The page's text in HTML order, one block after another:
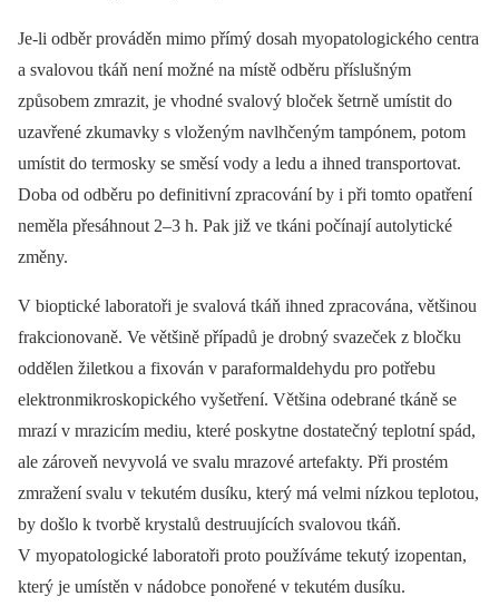
Je-li odběr prováděn mimo přímý dosah myopatologického centra
a svalovou tkáň není možné na místě odběru příslušným
způsobem zmrazit, je vhodné svalový bloček šetrně umístit do
uzavřené zkumavky s vloženým navlhčeným tampónem, potom
umístit do termosky se směsí vody a ledu a ihned transportovat.
Doba od odběru po definitivní zpracování by i při tomto opatření
neměla přesáhnout 2–3 h. Pak již ve tkáni počínají autolytické
změny.
V bioptické laboratoři je svalová tkáň ihned zpracována, většinou
frakcionovaně. Ve většině případů je drobný svazeček z bločku
oddělen žiletkou a fixován v paraformaldehydu pro potřebu
elektronmikroskopického vyšetření. Většina odebrané tkáně se
mrazí v mrazicím mediu, které poskytne dostatečný teplotní spád,
ale zároveň nevyvolá ve svalu mrazové artefakty. Při prostém
zmražení svalu v tekutém dusíku, který má velmi nízkou teplotou,
by došlo k tvorbě krystalů destruujících svalovou tkáň.
V myopatologické laboratoři proto používáme tekutý izopentan,
který je umístěn v nádobce ponořené v tekutém dusíku.